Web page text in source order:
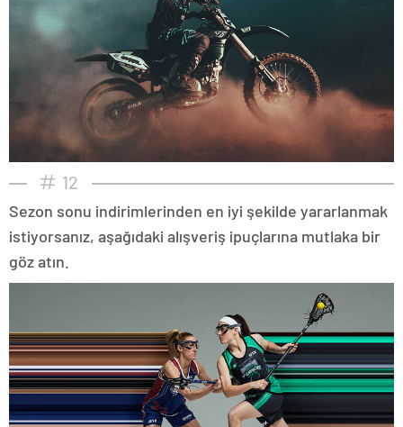
12
Sezon sonu indirimlerinden en iyi şekilde yararlanmak
istiyorsanız, aşağıdaki alışveriş ipuçlarına mutlaka bir
göz atın.